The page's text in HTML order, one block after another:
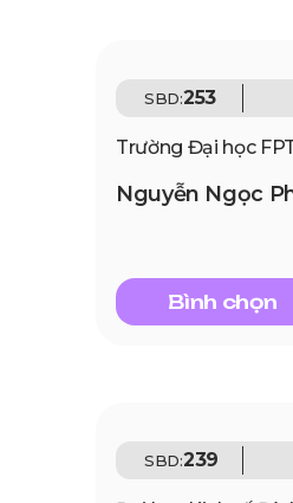
SBD:253
Trường Đại học
Nguyễn Ngọc
Bình chọn
SBD:239